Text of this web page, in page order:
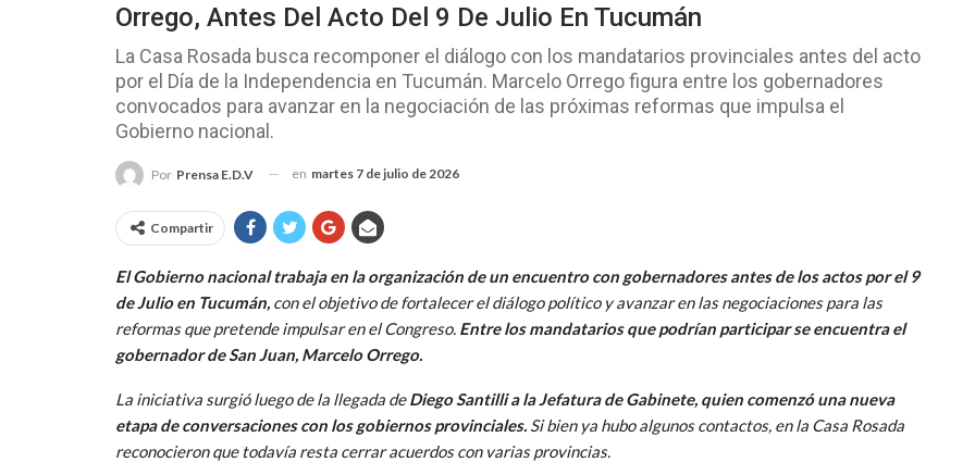
Orrego, Antes Del Acto Del 9 De Julio En Tucumán
La Casa Rosada busca recomponer el diálogo con los mandatarios provinciales antes del acto
por el Día de la Independencia en Tucumán. Marcelo Orrego figura entre los gobernadores
convocados para avanzar en la negociación de las próximas reformas que impulsa el
Gobierno nacional.
Por Prensa E.D.V en martes 7 de julio de 2026
Compartir
El Gobierno nacional trabaja en la organización de un encuentro con gobernadores antes de los actos por el 9
de Julio en Tucumán, con el objetivo de fortalecer el diálogo político y avanzar en las negociaciones para las
reformas que pretende impulsar en el Congreso. Entre los mandatarios que podrían participar se encuentra el
gobernador de San Juan, Marcelo Orrego.
La iniciativa surgió luego de la llegada deDiego Santilli a la Jefatura de Gabinete, quien comenzó una nueva
etapa de conversaciones con los gobiernos provinciales. Si bien ya hubo algunos contactos, en la Casa Rosada
reconocieron que todavía resta cerrar acuerdos con varias provincias.